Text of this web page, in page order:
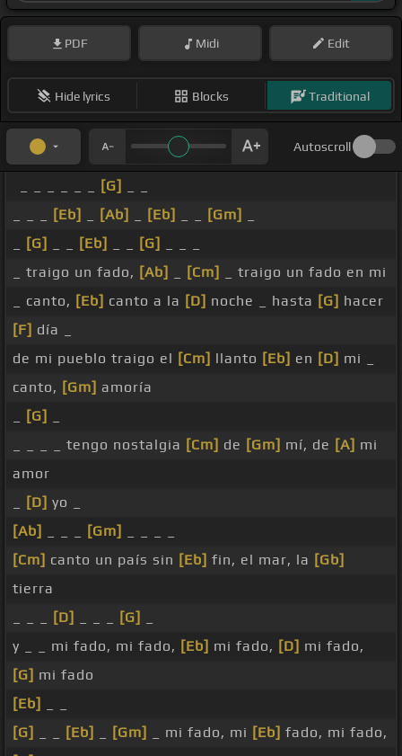
PDF Midi Edit
Hide lyrics Blocks Traditional
Autoscroll
[G]
[Eb] [Ab] [Eb] [Gm]
[G] [Eb] [G]
_ traigo un fado, [Ab] [Cm]
_ traigo un fado en mi
_ canto, [Eb] canto a la [D] noche _ hasta [G] hacer
[F] día _
de mi pueblo traigo el [Cm] llanto [Eb] en [D] mi _
canto, [Gm] amoría
[G]
_ _ _ _ tengo nostalgia [Cm] de [Gm] mí, de [A] mi
amor
[D] yo _
[Ab]
[Gm]
[Cm] canto un país sin [Eb] fin, el mar, la [Gb]
tierra
[D] [G]
y _ _ mi fado, mi fado, [Eb] mi fado, [D] mi fado,
[G] mi fado
[Eb]
[G]
[Eb] [Gm] _ mi fado, mi [Eb] fado, mi fado,